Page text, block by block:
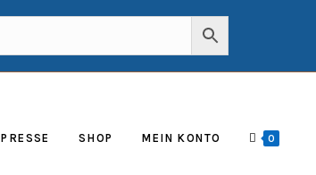
PRESSE SHOP MEIN KONTO 0